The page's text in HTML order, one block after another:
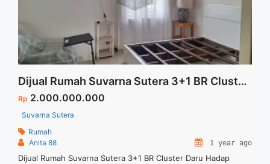
Dijual Rumah Suvarna Sutera 3+1 BR Cluster Daru Hadap Selatan Tangerang
Rp 2.000.000.000
Suvarna Sutera
Rumah
Anita 88
1 year ago
Dijual Rumah Suvarna Sutera 3+1 BR Cluster Daru Hadap